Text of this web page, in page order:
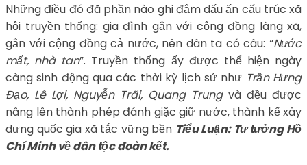
Những điều đó đã phần nào ghi đậm dấu ấn cấu trúc xã
hội truyền thống: gia đình gắn với cộng đồng làng xã,
gắn với cộng đồng cả nước, nên dân ta có câu: “Nước
mất, nhà tan”. Truyền thống ấy được thể hiện ngày
càng sinh động qua các thời kỳ lịch sử như Trần Hưng
Đạo, Lê Lợi, Nguyễn Trãi, Quang Trungvà đều được
nâng lên thành phép đánh giặc giữ nước, thành kế xây
dựng quốc gia xã tắc vững bền Tiểu Luận: Tư tưởng Hồ
Chí Minh về dân tộc đoàn kết.